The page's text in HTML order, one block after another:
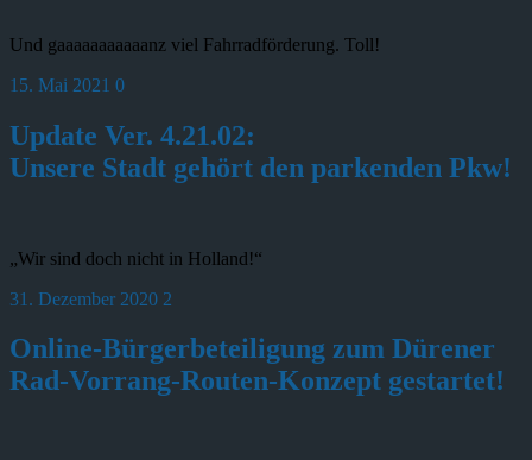
Und gaaaaaaaaaaanz viel Fahrradförderung. Toll!
15. Mai 2021 0
Update Ver. 4.21.02:
Unsere Stadt gehört den parkenden Pkw!
„Wir sind doch nicht in Holland!“
31. Dezember 2020 2
Online-Bürgerbeteiligung zum Dürener
Rad-Vorrang-Routen-Konzept gestartet!